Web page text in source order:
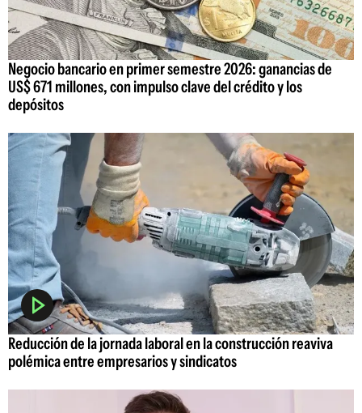
Negocio bancario en primer semestre 2026: ganancias de
US$ 671 millones, con impulso clave del crédito y los
depósitos
Reducción de la jornada laboral en la construcción reaviva
polémica entre empresarios y sindicatos